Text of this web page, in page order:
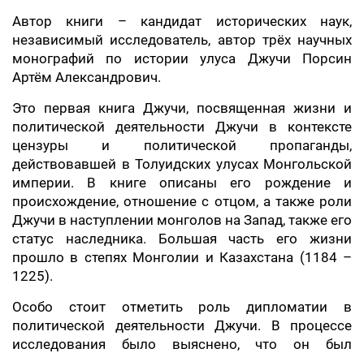
Автор книги – кандидат исторических наук,
независимый исследователь, автор трёх научных
монографий по истории улуса Джучи Порсин
Артём Александрович.
Это первая книга Джучи, посвященная жизни и
политической деятельности Джучи в контексте
цензуры и политической пропаганды,
действовавшей в Толуидских улусах Монгольской
империи. В книге описаны его рождение и
происхождение, отношение с отцом, а также роли
Джучи в наступлении монголов на Запад, также его
статус наследника. Большая часть его жизни
прошло в степях Монголии и Казахстана (1184 –
1225).
Особо стоит отметить роль дипломатии в
политической деятельности Джучи. В процессе
исследования было выяснено, что он был